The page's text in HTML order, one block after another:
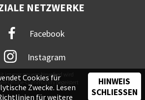
NETZWERKE
Facebook
Instagram
immer neuem Newsfeed wird
Online-Community begeistert
Cookies für
Zwecke. Lesen
für weitere
HINWEIS
SCHLIESSEN